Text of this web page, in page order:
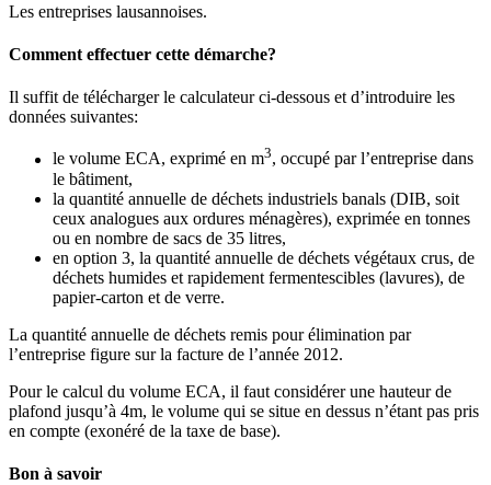
Les entreprises lausannoises.
Comment effectuer cette démarche?
Il suffit de télécharger le calculateur ci-dessous et d’introduire les
données suivantes:
le volume ECA, exprimé en m3, occupé par l’entreprise dans
le bâtiment,
la quantité annuelle de déchets industriels banals (DIB, soit
ceux analogues aux ordures ménagères), exprimée en tonnes
ou en nombre de sacs de 35 litres,
en option 3, la quantité annuelle de déchets végétaux crus, de
déchets humides et rapidement fermentescibles (lavures), de
papier-carton et de verre.
La quantité annuelle de déchets remis pour élimination par
l’entreprise figure sur la facture de l’année 2012.
Pour le calcul du volume ECA, il faut considérer une hauteur de
plafond jusqu’à 4m, le volume qui se situe en dessus n’étant pas pris
en compte (exonéré de la taxe de base).
Bon à savoir